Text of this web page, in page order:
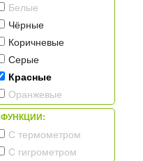
Белые
Чёрные
Коричневые
Серые
Красные
Оранжевые
ФУНКЦИИ:
С термометром
С гигрометром